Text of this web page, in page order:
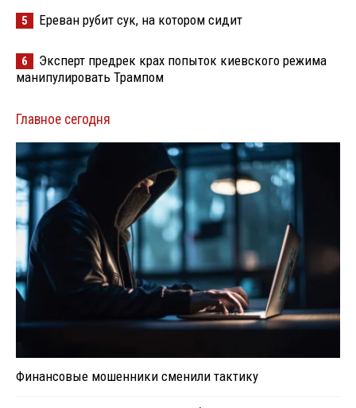
5 Ереван рубит сук, на котором сидит
6
Эксперт предрек крах попыток киевского режима
манипулировать Трампом
Главное сегодня
Финансовые мошенники сменили тактику